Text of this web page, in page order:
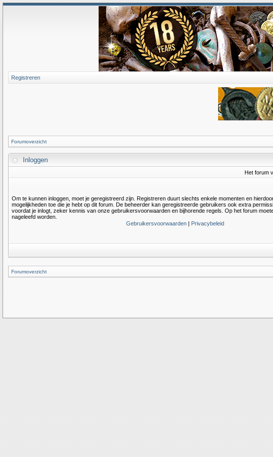
Registreren
Forumoverzicht
Inloggen
Het forum
Om te kunnen inloggen, moet je geregistreerd zijn. Registreren duurt slechts enkele momenten en
mogelijkheden toe die je hebt op dit forum. De beheerder kan geregistreerde gebruikers ook extra
voordat je inlogt, zeker kennis van onze gebruikersvoorwaarden en bijhorende regels. Op het forum
nageleefd worden.
Gebruikersvoorwaarden | Privacybeleid
Forumoverzicht